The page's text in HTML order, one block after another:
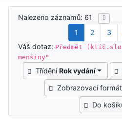
Výsledky
Nalezeno záznamů: 61
1
2 3
Váš dotaz: Předmět
menšiny"
Třídění Rok vydání
Zobrazovací
Do